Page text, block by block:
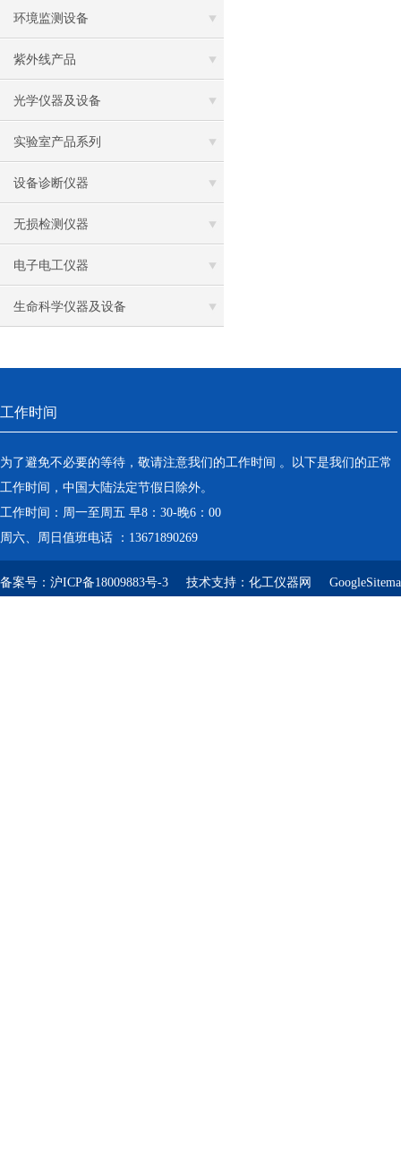
环境监测设备
紫外线产品
光学仪器及设备
实验室产品系列
设备诊断仪器
无损检测仪器
电子电工仪器
生命科学仪器及设备
工作时间
为了避免不必要的等待，敬请注意我们的工作时间 。以下是我们的正常
工作时间，中国大陆法定节假日除外。
工作时间：周一至周五 早8：30-晚6：00
周六、周日值班电话 ：13671890269
备案号： 沪ICP备18009883号-3 技术支持： 化工仪器网